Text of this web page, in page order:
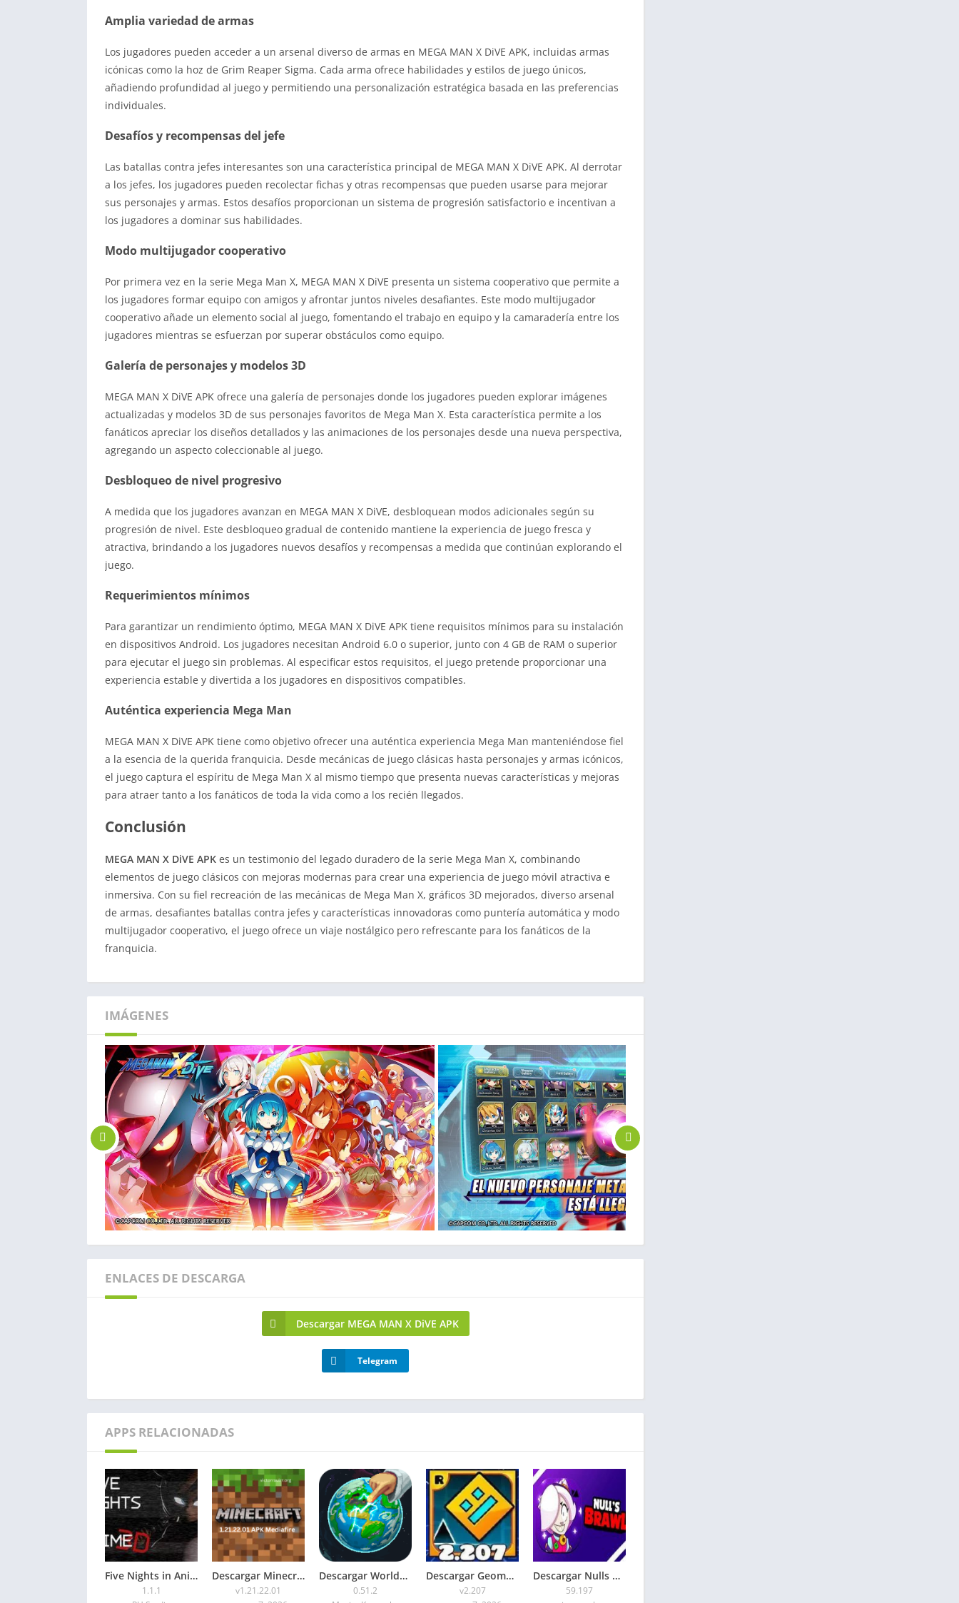
Amplia variedad de armas
Los jugadores pueden acceder a un arsenal diverso de armas en MEGA MAN X DiVE APK, incluidas armas
icónicas como la hoz de Grim Reaper Sigma. Cada arma ofrece habilidades y estilos de juego únicos,
añadiendo profundidad al juego y permitiendo una personalización estratégica basada en las preferencias
individuales.
Desafíos y recompensas del jefe
Las batallas contra jefes interesantes son una característica principal de MEGA MAN X DiVE APK. Al derrotar
a los jefes, los jugadores pueden recolectar fichas y otras recompensas que pueden usarse para mejorar
sus personajes y armas. Estos desafíos proporcionan un sistema de progresión satisfactorio e incentivan a
los jugadores a dominar sus habilidades.
Modo multijugador cooperativo
Por primera vez en la serie Mega Man X, MEGA MAN X DiVE presenta un sistema cooperativo que permite a
los jugadores formar equipo con amigos y afrontar juntos niveles desafiantes. Este modo multijugador
cooperativo añade un elemento social al juego, fomentando el trabajo en equipo y la camaradería entre los
jugadores mientras se esfuerzan por superar obstáculos como equipo.
Galería de personajes y modelos 3D
MEGA MAN X DiVE APK ofrece una galería de personajes donde los jugadores pueden explorar imágenes
actualizadas y modelos 3D de sus personajes favoritos de Mega Man X. Esta característica permite a los
fanáticos apreciar los diseños detallados y las animaciones de los personajes desde una nueva perspectiva,
agregando un aspecto coleccionable al juego.
Desbloqueo de nivel progresivo
A medida que los jugadores avanzan en MEGA MAN X DiVE, desbloquean modos adicionales según su
progresión de nivel. Este desbloqueo gradual de contenido mantiene la experiencia de juego fresca y
atractiva, brindando a los jugadores nuevos desafíos y recompensas a medida que continúan explorando el
juego.
Requerimientos mínimos
Para garantizar un rendimiento óptimo, MEGA MAN X DiVE APK tiene requisitos mínimos para su instalación
en dispositivos Android. Los jugadores necesitan Android 6.0 o superior, junto con 4 GB de RAM o superior
para ejecutar el juego sin problemas. Al especificar estos requisitos, el juego pretende proporcionar una
experiencia estable y divertida a los jugadores en dispositivos compatibles.
Auténtica experiencia Mega Man
MEGA MAN X DiVE APK tiene como objetivo ofrecer una auténtica experiencia Mega Man manteniéndose fiel
a la esencia de la querida franquicia. Desde mecánicas de juego clásicas hasta personajes y armas icónicos,
el juego captura el espíritu de Mega Man X al mismo tiempo que presenta nuevas características y mejoras
para atraer tanto a los fanáticos de toda la vida como a los recién llegados.
Conclusión
MEGA MAN X DiVE APK es un testimonio del legado duradero de la serie Mega Man X, combinando
elementos de juego clásicos con mejoras modernas para crear una experiencia de juego móvil atractiva e
inmersiva. Con su fiel recreación de las mecánicas de Mega Man X, gráficos 3D mejorados, diverso arsenal
de armas, desafiantes batallas contra jefes y características innovadoras como puntería automática y modo
multijugador cooperativo, el juego ofrece un viaje nostálgico pero refrescante para los fanáticos de la
franquicia.
IMÁGENES
ENLACES DE DESCARGA
Descargar MEGA MAN X DiVE APK
Telegram
APPS RELACIONADAS
Five Nights in Anime 3D APK 2026 para Android
1.1.1
Descargar Minecraft 1.21.22.01 APK Mediafire
v1.21.22.01
Descargar WorldBox Premium APK Todo Desbloqueado 2026
0.51.2
Descargar Geometry Dash 2.207 APK 2026 Todo Desbloqueado
v2.207
Descargar Nulls Brawl APK última Versión 2026
59.197